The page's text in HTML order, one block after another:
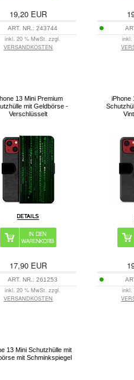
19,20 EUR
ART. NR.:243744
inkl. 20 % MwSt. zzgl.
VERSANDKOSTEN
inkl.
13 Mini Premium
mit Geldbörse -
Verschlüsselt
17,90 EUR
ART. NR.:261253
inkl. 20 % MwSt. zzgl.
VERSANDKOSTEN
iPhone
inkl.
13 Mini Schutzhülle mit
mit Schminkspiegel